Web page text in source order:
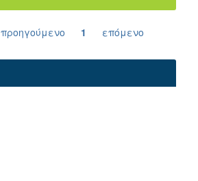
προηγούμενο 1 επόμενο